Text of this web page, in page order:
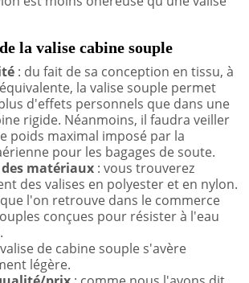
la valise cabine souple
: du fait de sa conception en tissu, à
la valise souple permet
d'effets personnels que dans une
rigide. Néanmoins, il faudra veiller
poids maximal imposé par la
pour les bagages de soute.
matériaux : vous trouverez
des valises en polyester et en nylon.
l'on retrouve dans le commerce
conçues pour résister à l'eau
de cabine souple s'avère
légère.